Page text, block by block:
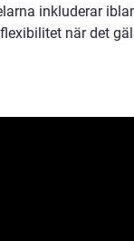
inkluderar
när det